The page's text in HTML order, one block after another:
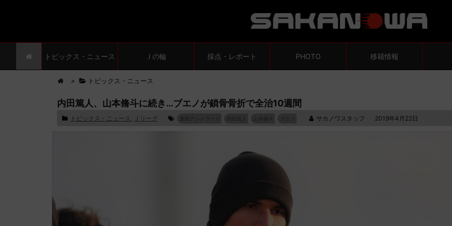
トピックス・ニュース Ｊの輪 採点・レポート PHOTO 移籍情報
> トピックス・ニュース
内田篤人、山本脩斗に続き…ブエノが鎖骨骨折で全治10週間
トピックス・ニュース , Ｊリーグ 山本脩斗 サカノワスタッフ 2019年4月22日